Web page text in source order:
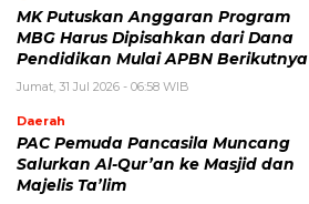
MK Putuskan Anggaran Program
MBG Harus Dipisahkan dari Dana
Pendidikan Mulai APBN Berikutnya
Jumat, 31 Jul 2026 - 06:58 WIB
Daerah
PAC Pemuda Pancasila Muncang
Salurkan Al-Qur’an ke Masjid dan
Majelis Ta’lim